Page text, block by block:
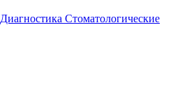
Диагностика Стоматологические